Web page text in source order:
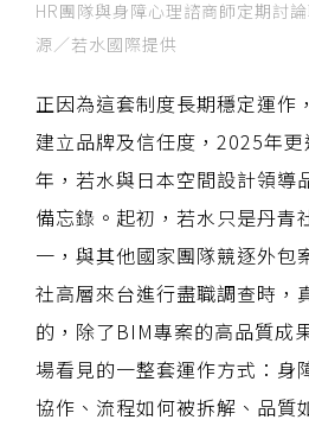
HR團隊與身障心理諮商師定期討
源／若水國際提供
正因為這套制度長期穩定運作
建立品牌及信任度，2025年
年，若水與日本空間設計領導
備忘錄。起初，若水只是丹青
一，與其他國家團隊競逐外包
社高層來台進行盡職調查時，
的，除了BIM專案的高品質成
場看見的一整套運作方式：身
協作、流程如何被拆解、品質